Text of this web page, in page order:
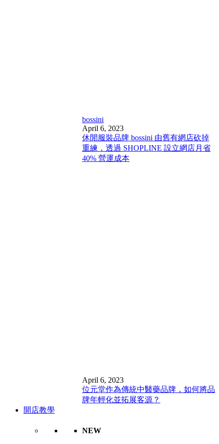
bossini
April 6, 2023
休閒服裝品牌 bossini 由舊有網店砍掉
重練，透過 SHOPLINE 設立網店月省
40% 營運成本
April 6, 2023
位元堂作為傳統中醫藥品牌，如何將品
牌年輕化並拓展客源？
開店教學
NEW